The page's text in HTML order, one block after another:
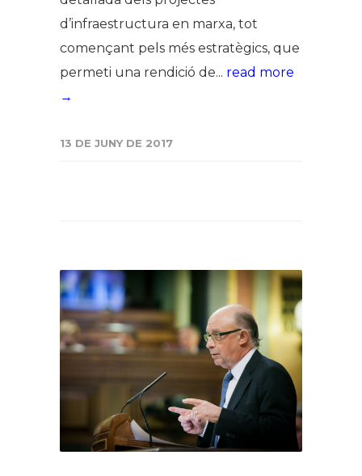
d’infraestructura en marxa, tot
començant pels més estratègics, que
permeti una rendició de... read more
→
13 DE JUNY DE 2017